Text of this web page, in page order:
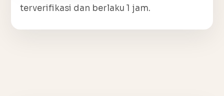
terverifikasi dan berlaku 1 jam.